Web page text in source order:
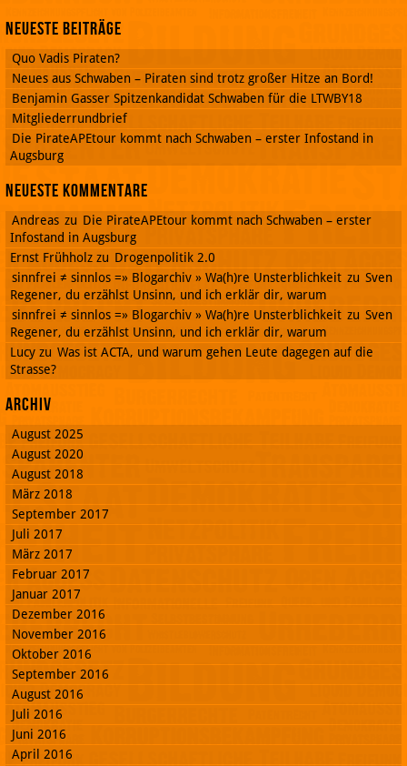
Neueste Beiträge
Quo Vadis Piraten?
Neues aus Schwaben – Piraten sind trotz großer Hitze an Bord!
Benjamin Gasser Spitzenkandidat Schwaben für die LTWBY18
Mitgliederrundbrief
Die PirateAPEtour kommt nach Schwaben – erster Infostand in
Augsburg
Neueste Kommentare
Andreas zu Die PirateAPEtour kommt nach Schwaben – erster
Infostand in Augsburg
Ernst Frühholz zu Drogenpolitik 2.0
sinnfrei ≠ sinnlos =» Blogarchiv » Wa(h)re Unsterblichkeit zu Sven
Regener, du erzählst Unsinn, und ich erklär dir, warum
sinnfrei ≠ sinnlos =» Blogarchiv » Wa(h)re Unsterblichkeit zu Sven
Regener, du erzählst Unsinn, und ich erklär dir, warum
Lucy zu Was ist ACTA, und warum gehen Leute dagegen auf die
Strasse?
Archiv
August 2025
August 2020
August 2018
März 2018
September 2017
Juli 2017
März 2017
Februar 2017
Januar 2017
Dezember 2016
November 2016
Oktober 2016
September 2016
August 2016
Juli 2016
Juni 2016
April 2016